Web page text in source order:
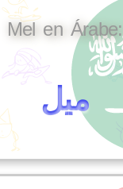
Mel en Árabe:
ميل